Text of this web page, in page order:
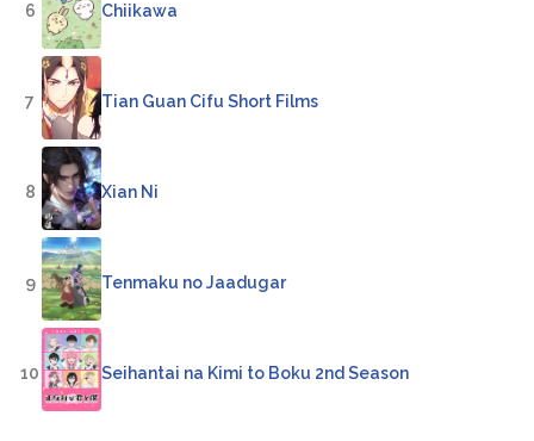
6 Chiikawa
7 Tian Guan Cifu Short Films
8 Xian Ni
9 Tenmaku no Jaadugar
10 Seihantai na Kimi to Boku 2nd Season